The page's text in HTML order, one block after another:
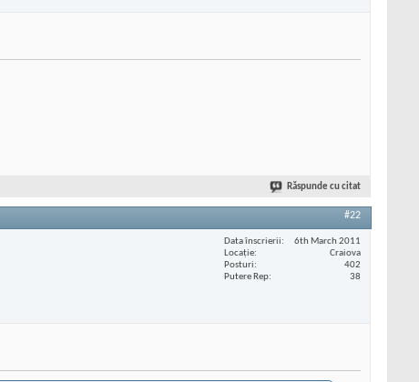
Răspunde cu citat
#22
Data înscrierii
6th March 2011
Locaţie
Craiova
Posturi
402
Putere Rep
38